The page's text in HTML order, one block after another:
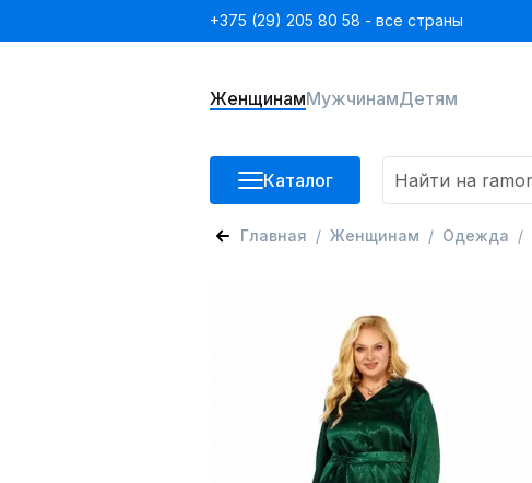
+375 (29) 205 80 58 - все страны
ЖенщинамМужчинамДетям
Каталог
Главная Женщинам Одежда